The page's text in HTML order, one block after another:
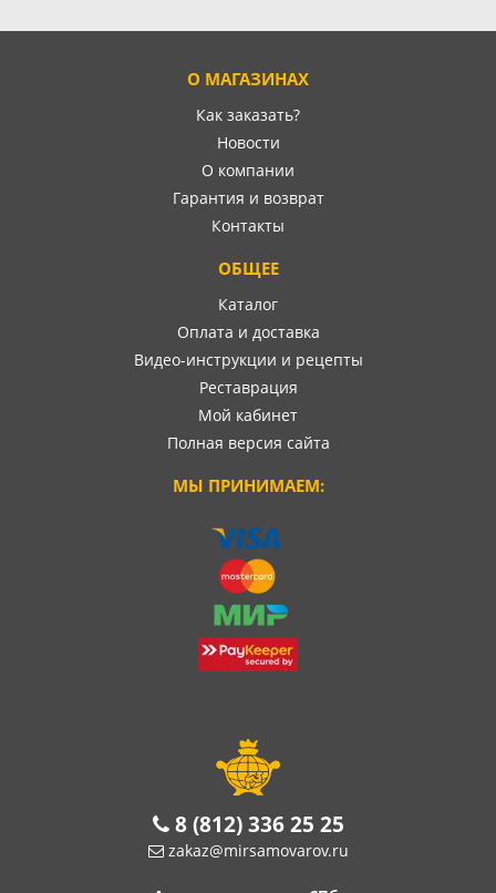
О МАГАЗИНАХ
Как заказать?
Новости
О компании
Гарантия и возврат
Контакты
ОБЩЕЕ
Каталог
Оплата и доставка
Видео-инструкции и рецепты
Реставрация
Мой кабинет
Полная версия сайта
МЫ ПРИНИМАЕМ:
8 (812) 336 25 25
zakaz@mirsamovarov.ru